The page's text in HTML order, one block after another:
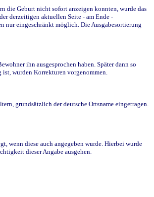
die Geburt nicht sofort anzeigen konnten, wurde das
derzeitigen aktuellen Seite - am Ende -
nur eingeschränkt möglich. Die Ausgabesortierung
ihn ausgesprochen haben. Später dann so
wurden Korrekturen vorgenommen.
grundsätzlich der deutsche Ortsname eingetragen.
wenn diese auch angegeben wurde. Hierbei wurde
dieser Angabe ausgehen.